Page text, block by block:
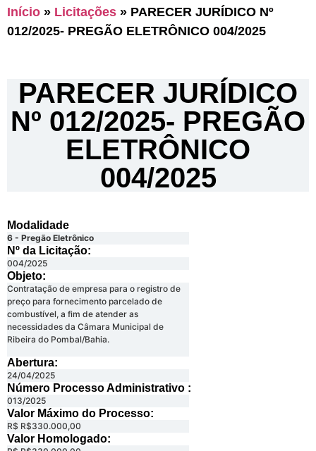
Início » Licitações » PARECER JURÍDICO Nº
012/2025- PREGÃO ELETRÔNICO 004/2025
PARECER JURÍDICO
Nº 012/2025- PREGÃO
ELETRÔNICO
004/2025
Modalidade
6 - Pregão Eletrônico
Nº da Licitação: ​​
004/2025
Objeto:
Contratação de empresa para o registro de
preço para fornecimento parcelado de
combustível, a fim de atender as
necessidades da Câmara Municipal de
Ribeira do Pombal/Bahia.
Abertura:
24/04/2025
Número Processo Administrativo :
013/2025
Valor Máximo do Processo: ​
R$ R$330.000,00
Valor Homologado: ​